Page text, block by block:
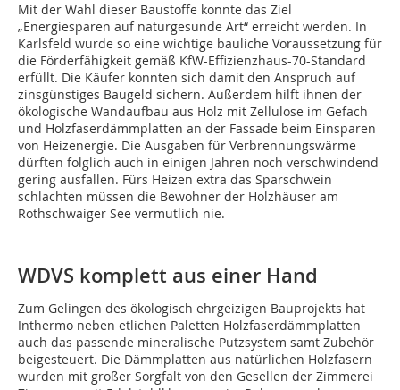
Mit der Wahl dieser Baustoffe konnte das Ziel
„Energiesparen auf naturgesunde Art“ erreicht werden. In
Karlsfeld wurde so eine wichtige bauliche Voraussetzung für
die Förderfähigkeit gemäß KfW-Effizienzhaus-70-Standard
erfüllt. Die Käufer konnten sich damit den Anspruch auf
zinsgünstiges Baugeld sichern. Außerdem hilft ihnen der
ökologische Wandaufbau aus Holz mit Zellulose im Gefach
und Holzfaserdämmplatten an der Fassade beim Einsparen
von Heizenergie. Die Ausgaben für Verbrennungswärme
dürften folglich auch in einigen Jahren noch verschwindend
gering ausfallen. Fürs Heizen extra das Sparschwein
schlachten müssen die Bewohner der Holzhäuser am
Rothschwaiger See vermutlich nie.
WDVS komplett aus einer Hand
Zum Gelingen des ökologisch ehrgeizigen Bauprojekts hat
Inthermo neben etlichen Paletten Holzfaserdämmplatten
auch das passende mineralische Putzsystem samt Zubehör
beigesteuert. Die Dämmplatten aus natürlichen Holzfasern
wurden mit großer Sorgfalt von den Gesellen der Zimmerei